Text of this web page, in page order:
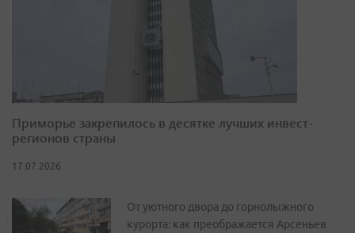
Приморье закрепилось в десятке лучших инвест-
регионов страны
17.07.2026
От уютного двора до горнолыжного
курорта: как преображается Арсеньев